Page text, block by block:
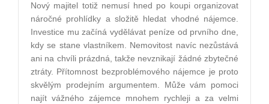
Nový majitel totiž nemusí hned po koupi organizovat
náročné prohlídky a složitě hledat vhodné nájemce.
Investice mu začíná vydělávat peníze od prvního dne,
kdy se stane vlastníkem. Nemovitost navíc nezůstává
ani na chvíli prázdná, takže nevznikají žádné zbytečné
ztráty. Přítomnost bezproblémového nájemce je proto
skvělým prodejním argumentem. Může vám pomoci
najít vážného zájemce mnohem rychleji a za velmi